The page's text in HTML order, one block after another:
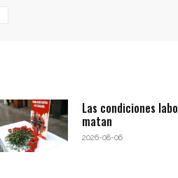
Las condiciones
matan
2026-08-06